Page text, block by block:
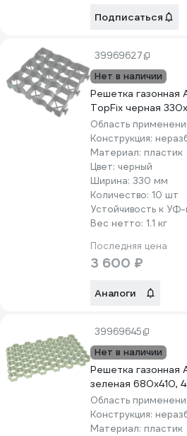
Подписаться
39969627
Нет в наличии
Решетка газонная
TopFix черная
Область
Конструкция:
Материал: пластик
Цвет: черный
Ширина: 330 мм
Количество: 10 шт
Устойчивость к
Вес нетто: 1.1 кг
Последняя цена
3 600 ₽
Аналоги
39969645
Нет в наличии
Решетка газонная
зеленая 680x410,
Область
Конструкция:
Материал: пластик